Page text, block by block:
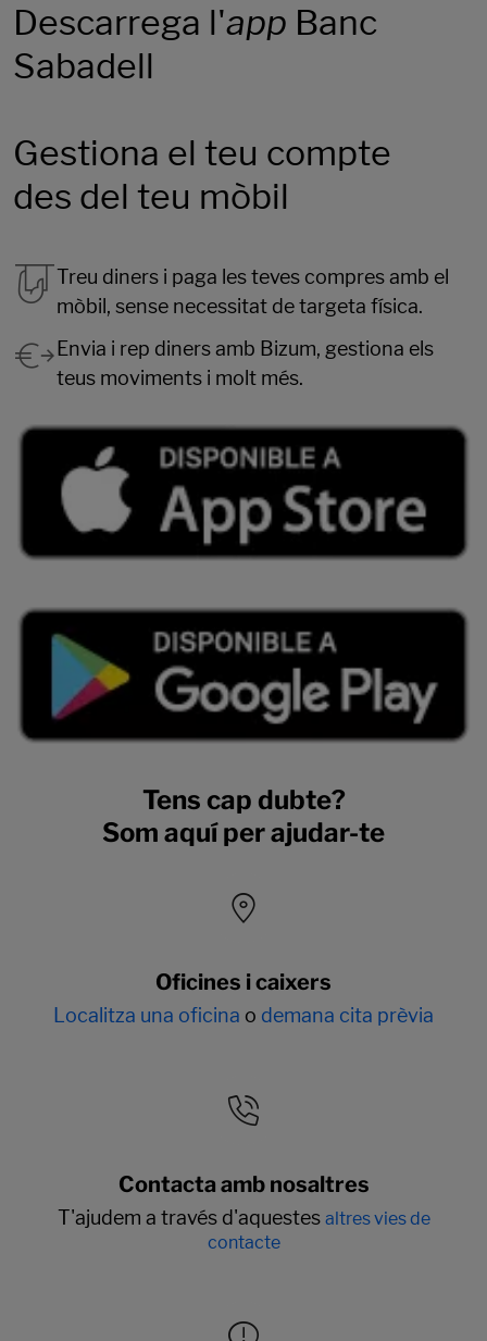
Descarrega l'app Banc
Sabadell
Gestiona el teu compte
des del teu mòbil
Treu diners i paga les teves compres amb el
mòbil, sense necessitat de targeta física.
Envia i rep diners amb Bizum, gestiona els
teus moviments i molt més.
Tens cap dubte?
Som aquí per ajudar-te
Oficines i caixers
Localitza una oficina o demana cita prèvia
Contacta amb nosaltres
T'ajudem a través d'aquestes altres vies de
contacte